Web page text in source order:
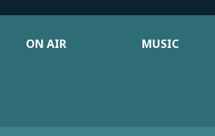
ON AIR
MUSIC